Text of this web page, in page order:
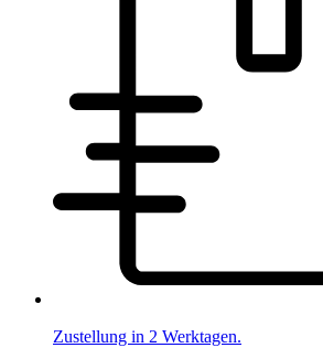
Zustellung in 2 Werktagen.